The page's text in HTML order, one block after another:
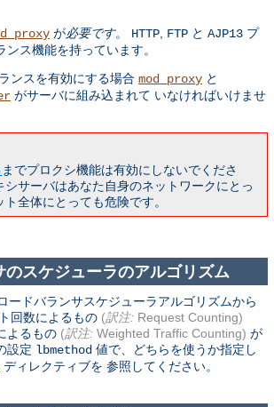
が必要です。 HTTP FTP と AJP13 プ
ス機能を持っています。
ンスを有効にする場合 mod_proxy と
がサーバに組み込まれて いなければいけませ
までプロクシ機能は有効にしないでくださ
シサーバはあなた自身のネットワークにとっ
全体にとっても危険です。
のスケジューラのアルゴリズム
ードバランサスケジューラアルゴリズムから
回数によるもの (訳注: Request Counting)
よるもの (訳注: Weighted Traffic Counting) が
設定 lbmethod 値で、どちらを使うか指定し
ディレクティブを 参照してください。